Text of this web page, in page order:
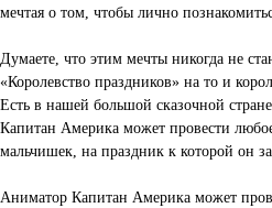
мечтая о том, чтобы лично
Думаете, что этим мечты никогда не
«Королевство праздников» на то и
Есть в нашей большой сказочной
Капитан Америка может провести
мальчишек, на праздник к которой он
Аниматор Капитан Америка может